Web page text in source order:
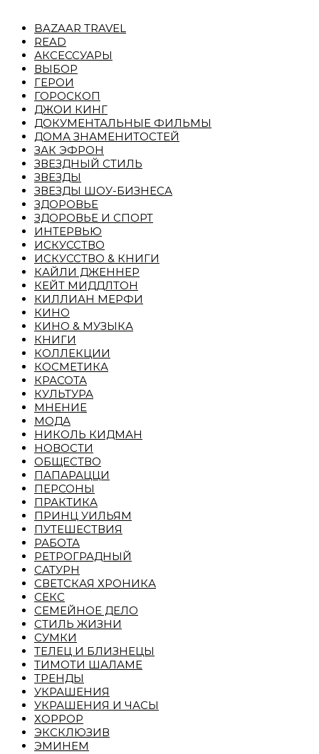
BAZAAR TRAVEL
READ
АКСЕССУАРЫ
ВЫБОР
ГЕРОИ
ГОРОСКОП
ДЖОИ КИНГ
ДОКУМЕНТАЛЬНЫЕ ФИЛЬМЫ
ДОМА ЗНАМЕНИТОСТЕЙ
ЗАК ЭФРОН
ЗВЕЗДНЫЙ СТИЛЬ
ЗВЕЗДЫ
ЗВЕЗДЫ ШОУ-БИЗНЕСА
ЗДОРОВЬЕ
ЗДОРОВЬЕ И СПОРТ
ИНТЕРВЬЮ
ИСКУССТВО
ИСКУССТВО & КНИГИ
КАЙЛИ ДЖЕННЕР
КЕЙТ МИДДЛТОН
КИЛЛИАН МЕРФИ
КИНО
КИНО & МУЗЫКА
КНИГИ
КОЛЛЕКЦИИ
КОСМЕТИКА
КРАСОТА
КУЛЬТУРА
МНЕНИЕ
МОДА
НИКОЛЬ КИДМАН
НОВОСТИ
ОБЩЕСТВО
ПАПАРАЦЦИ
ПЕРСОНЫ
ПРАКТИКА
ПРИНЦ УИЛЬЯМ
ПУТЕШЕСТВИЯ
РАБОТА
РЕТРОГРАДНЫЙ
САТУРН
СВЕТСКАЯ ХРОНИКА
СЕКС
СЕМЕЙНОЕ ДЕЛО
СТИЛЬ ЖИЗНИ
СУМКИ
ТЕЛЕЦ И БЛИЗНЕЦЫ
ТИМОТИ ШАЛАМЕ
ТРЕНДЫ
УКРАШЕНИЯ
УКРАШЕНИЯ И ЧАСЫ
ХОРРОР
ЭКСКЛЮЗИВ
ЭМИНЕМ